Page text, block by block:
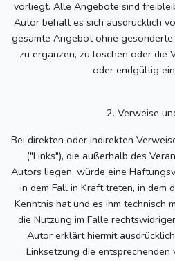
vorliegt. Alle Angebote sind
Autor behält es sich ausdrücklich
gesamte Angebot ohne
zu ergänzen, zu löschen oder die
oder endgültig
2. Verweise
Bei direkten oder indirekten
("Links"), die außerhalb des
Autors liegen, würde eine
in dem Fall in Kraft treten, in dem
Kenntnis hat und es ihm technisch
die Nutzung im Falle
Autor erklärt hiermit
Linksetzung die